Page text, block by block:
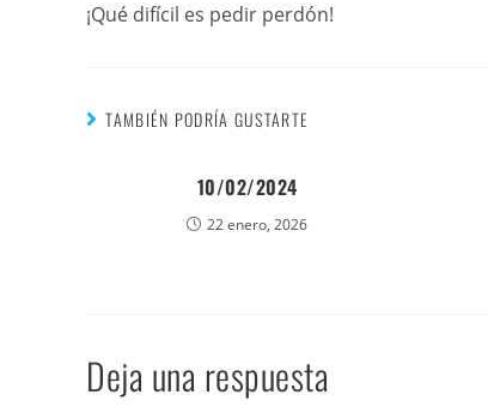
¡Qué difícil es pedir perdón!
TAMBIÉN PODRÍA GUSTARTE
10/02/2024
22 enero, 2026
Deja una respuesta